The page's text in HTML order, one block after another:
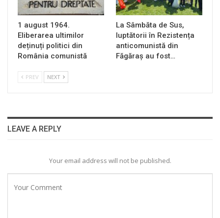
1 august 1964.
Eliberarea ultimilor
deținuți politici din
România comunistă
La Sâmbăta de Sus,
luptătorii în Rezistența
anticomunistă din
Făgăraș au fost…
PREV NEXT
LEAVE A REPLY
Your email address will not be published.